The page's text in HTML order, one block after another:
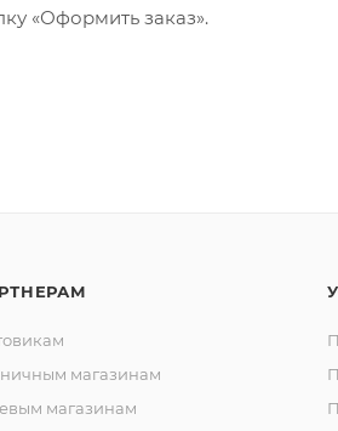
«Оформить заказ».
магазинам
магазинам